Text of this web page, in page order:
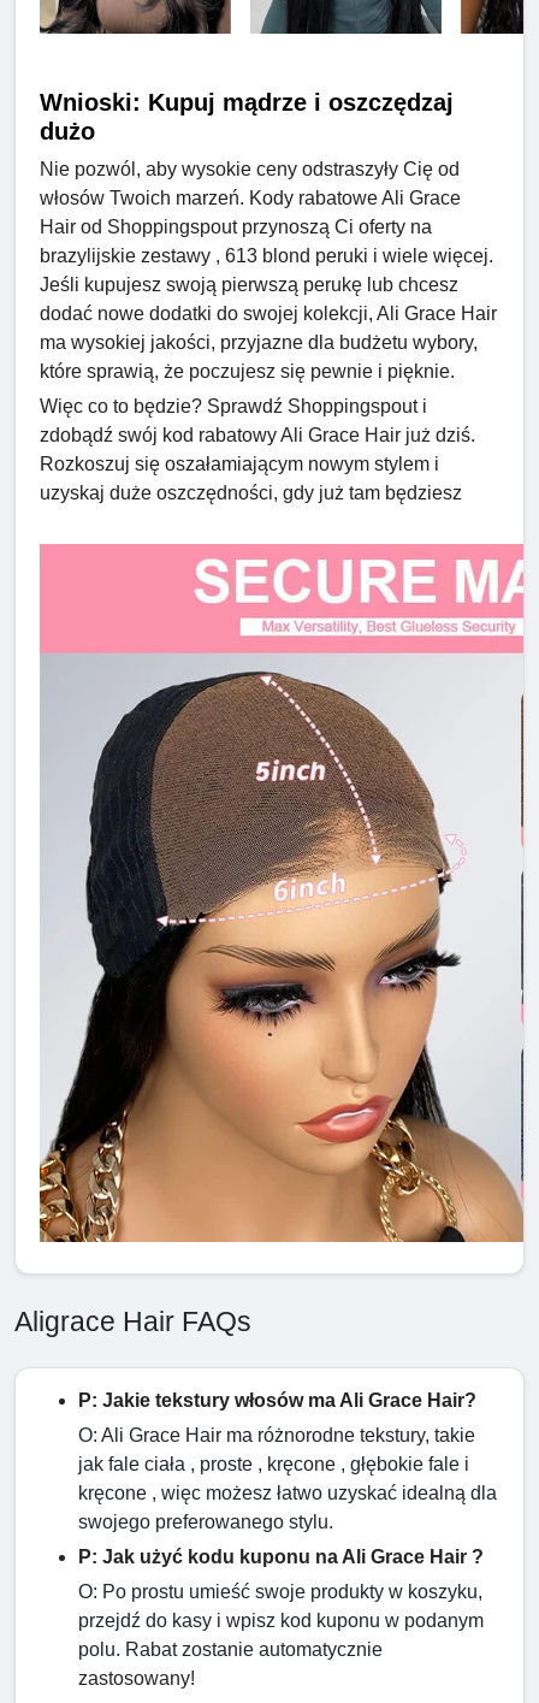
Wnioski: Kupuj mądrze i oszczędzaj
dużo
Nie pozwól, aby wysokie ceny odstraszyły Cię od
włosów Twoich marzeń. Kody rabatowe Ali Grace
Hair od Shoppingspout przynoszą Ci oferty na
brazylijskie zestawy , 613 blond peruki i wiele więcej.
Jeśli kupujesz swoją pierwszą perukę lub chcesz
dodać nowe dodatki do swojej kolekcji, Ali Grace Hair
ma wysokiej jakości, przyjazne dla budżetu wybory,
które sprawią, że poczujesz się pewnie i pięknie.
Więc co to będzie? Sprawdź Shoppingspout i
zdobądź swój kod rabatowy Ali Grace Hair już dziś.
Rozkoszuj się oszałamiającym nowym stylem i
uzyskaj duże oszczędności, gdy już tam będziesz
Aligrace Hair FAQs
P: Jakie tekstury włosów ma Ali Grace Hair?
O: Ali Grace Hair ma różnorodne tekstury, takie
jak fale ciała , proste , kręcone , głębokie fale i
kręcone , więc możesz łatwo uzyskać idealną dla
swojego preferowanego stylu.
P: Jak użyć kodu kuponu na Ali Grace Hair ?
O: Po prostu umieść swoje produkty w koszyku,
przejdź do kasy i wpisz kod kuponu w podanym
polu. Rabat zostanie automatycznie
zastosowany!